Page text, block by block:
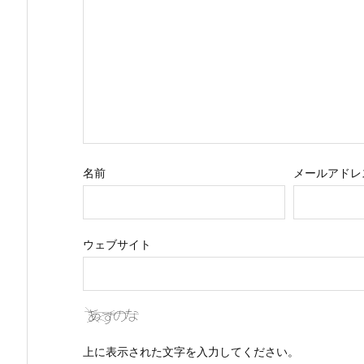
名前 メールアドレ
ウェブサイト
上に表示された文字を入力してください。